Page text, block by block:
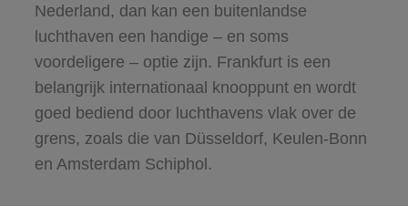
Nederland, dan kan een buitenlandse
luchthaven een handige – en soms
voordeligere – optie zijn. Frankfurt is een
belangrijk internationaal knooppunt en wordt
goed bediend door luchthavens vlak over de
grens, zoals die van Düsseldorf, Keulen-Bonn
en Amsterdam Schiphol.